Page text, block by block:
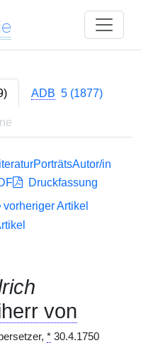
ADB 5 (1877)
PorträtsAutor/in
Druckfassung
vorheriger Artikel
von
* 30.4.1750